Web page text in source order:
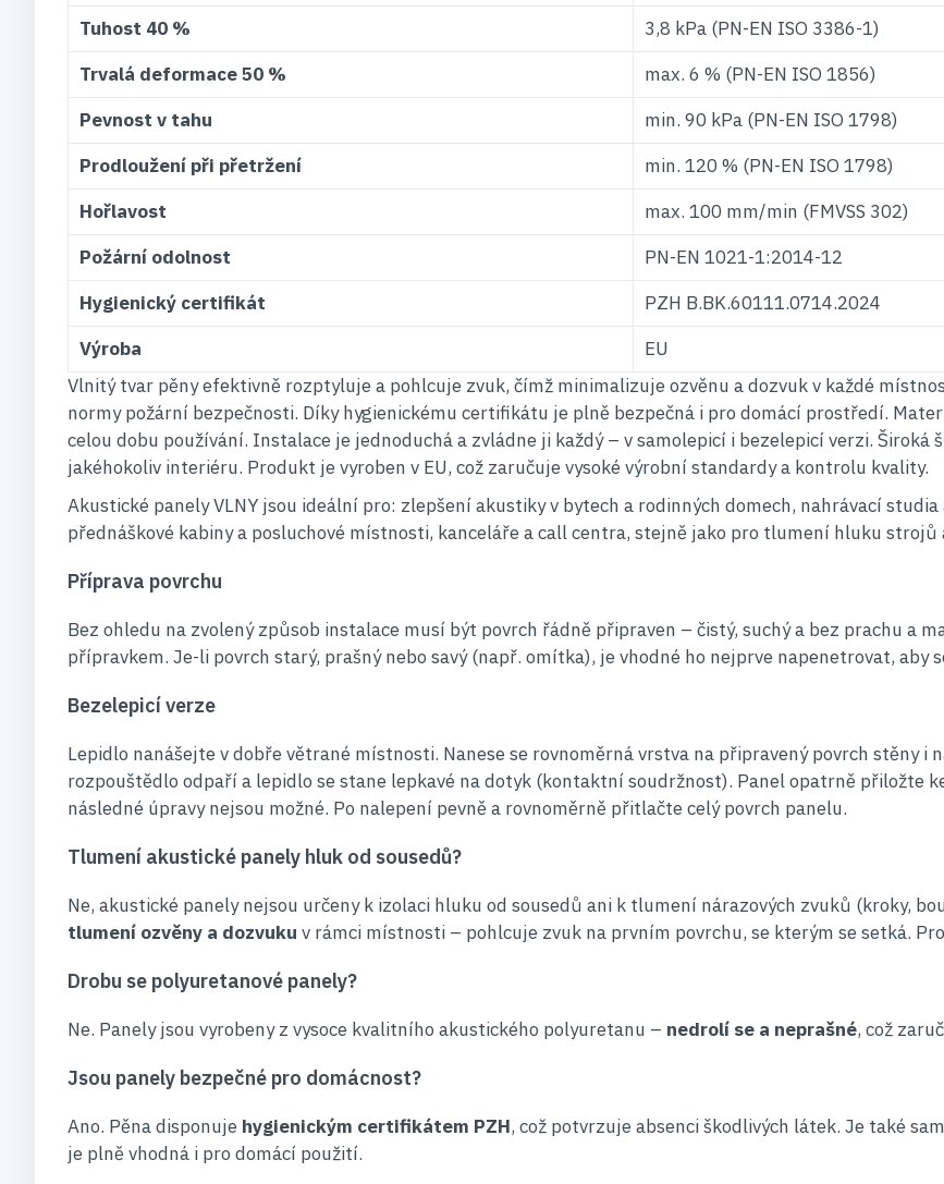
Tuhost 40 %
3,8 kPa (PN-EN ISO 3386-1)
Trvalá deformace 50 %
max. 6 % (PN-EN ISO 1856)
Pevnost v tahu
min. 90 kPa (PN-EN ISO 1798)
Prodloužení při přetržení
min. 120 % (PN-EN ISO 1798)
Hořlavost
max. 100 mm/min (FMVSS 302)
Požární odolnost
PN-EN 1021-1:2014-12
Hygienický certifikát
PZH B.BK.60111.0714.2024
Výroba
EU
Vlnitý tvar pěny efektivně rozptyluje a pohlcuje zvuk, čímž minimalizuje ozvěnu a dozvuk v každé
normy požární bezpečnosti. Díky hygienickému certifikátu je plně bezpečná i pro domácí prostředí.
celou dobu používání. Instalace je jednoduchá a zvládne ji každý – v samolepicí i bezelepicí verzi. Široká
jakéhokoliv interiéru. Produkt je vyroben v EU, což zaručuje vysoké výrobní standardy a kontrolu kvality.
Akustické panely VLNY jsou ideální pro: zlepšení akustiky v bytech a rodinných domech, nahrávací
přednáškové kabiny a posluchové místnosti, kanceláře a call centra, stejně jako pro tlumení hluku strojů
Příprava povrchu
Bez ohledu na zvolený způsob instalace musí být povrch řádně připraven – čistý, suchý a bez prachu a
přípravkem. Je-li povrch starý, prašný nebo savý (např. omítka), je vhodné ho nejprve napenetrovat, aby
Bezelepicí verze
Lepidlo nanášejte v dobře větrané místnosti. Nanese se rovnoměrná vrstva na připravený povrch stěny
rozpouštědlo odpaří a lepidlo se stane lepkavé na dotyk (kontaktní soudržnost). Panel opatrně přiložte
následné úpravy nejsou možné. Po nalepení pevně a rovnoměrně přitlačte celý povrch panelu.
Tlumení akustické panely hluk od sousedů?
Ne, akustické panely nejsou určeny k izolaci hluku od sousedů ani k tlumení nárazových zvuků (kroky,
tlumení ozvěny a dozvuku v rámci místnosti – pohlcuje zvuk na prvním povrchu, se kterým se setká.
Drobu se polyuretanové panely?
Ne. Panely jsou vyrobeny z vysoce kvalitního akustického polyuretanu – nedrolí se a neprašné, což
Jsou panely bezpečné pro domácnost?
Ano. Pěna disponuje hygienickým certifikátem PZH, což potvrzuje absenci škodlivých látek. Je také
je plně vhodná i pro domácí použití.